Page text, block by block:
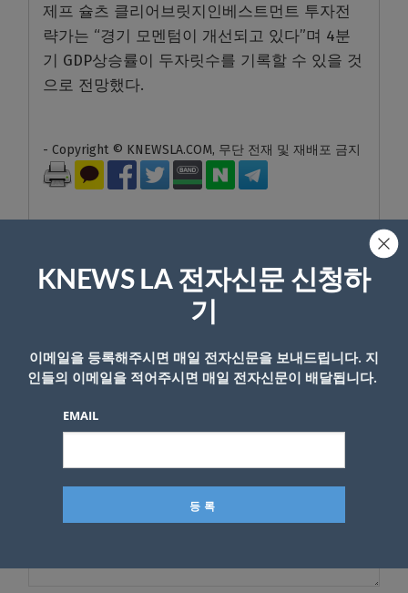
제프 슐츠 클리어브릿지인베스트먼트 투자전
략가는 “경기 모멘텀이 개선되고 있다”며 4분
기 GDP상승률이 두자릿수를 기록할 수 있을 것
으로 전망했다.
- Copyright © KNEWSLA.COM, 무단 전재 및 재배포 금지
다
KNEWS LA 전자신문 신청하
기
이메일을 등록해주시면 매일 전자신문을 보내드립니다. 지
인들의 이메일을 적어주시면 매일 전자신문이 배달됩니다.
EMAIL